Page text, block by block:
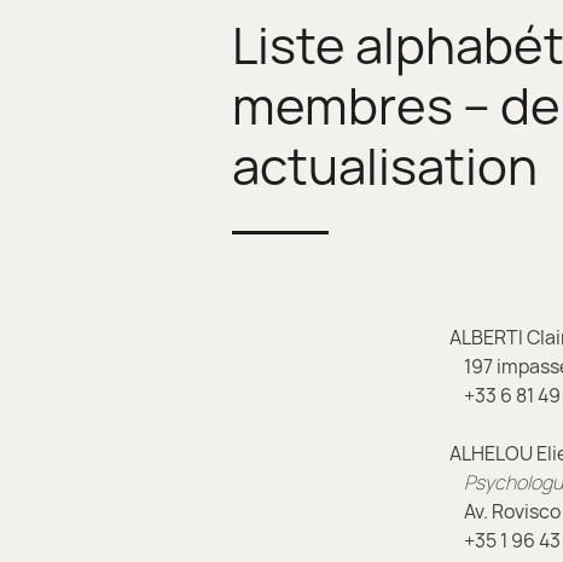
Liste
membres –
actualisation
ALBERTI
197
+33 6 81
ALHELOU
Av.
+351 96